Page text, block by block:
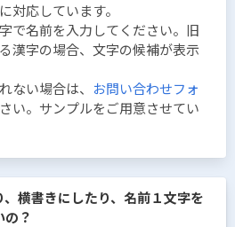
対応しています。
で名前を入力してください。旧
漢字の場合、文字の候補が表示
ない場合は、 お問い合わせフォ
い。サンプルをご用意させてい
横書きにしたり、名前１文字を
？